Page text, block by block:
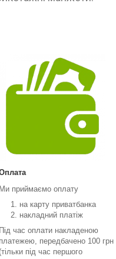
Ми приймаємо оплату
на карту приватбанка
накладний платіж
Під час оплати накладеною
платежею, передбачено 100 грн
під час першого